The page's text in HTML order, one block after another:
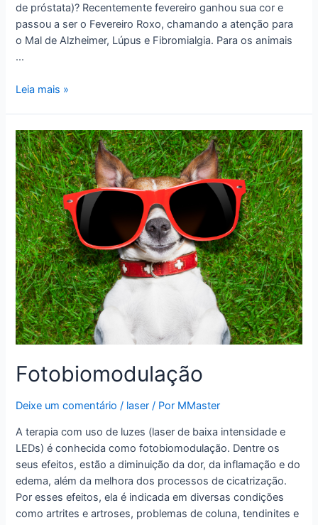
de próstata)? Recentemente fevereiro ganhou sua cor e
passou a ser o Fevereiro Roxo, chamando a atenção para
o Mal de Alzheimer, Lúpus e Fibromialgia. Para os animais
…
Pets
o
Fevereiro
Roxo
Leia mais »
Fotobiomodulação
Deixe um comentário / laser / Por MMaster
A terapia com uso de luzes (laser de baixa intensidade e
LEDs) é conhecida como fotobiomodulação. Dentre os
seus efeitos, estão a diminuição da dor, da inflamação e do
edema, além da melhora dos processos de cicatrização.
Por esses efeitos, ela é indicada em diversas condições
como artrites e artroses, problemas de coluna, tendinites e